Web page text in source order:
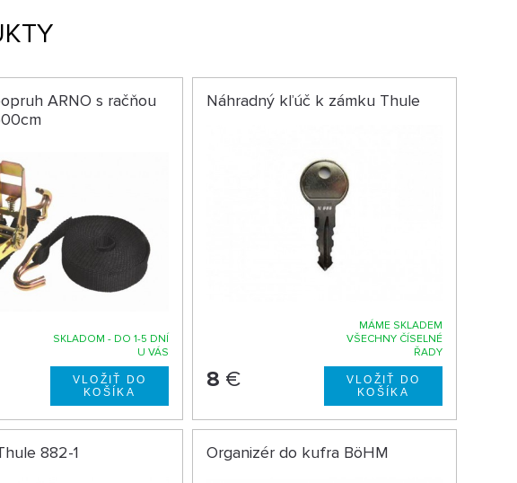
ARNO s račňou
SKLADOM - DO 1-5 DNÍ
U VÁS
Náhradný kľúč k zámku Thule
MÁME SKLADEM
VŠECHNY ČÍSELNÉ
ŘADY
8 €
882-1 Organizér do kufra BöHM